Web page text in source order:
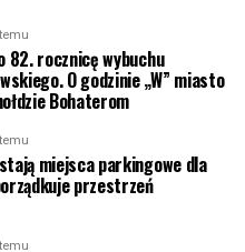
82. rocznicę wybuchu
O godzinie „W” miasto
Bohaterom
miejsca parkingowe dla
przestrzeń